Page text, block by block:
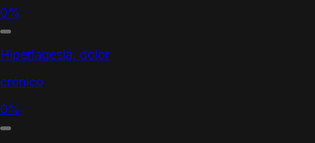
0%
Hiperlagesia, dolor
crónico
0%